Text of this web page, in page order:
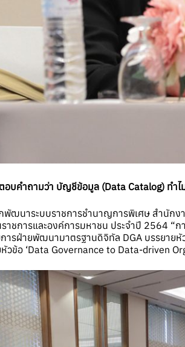
คำถามว่า บัญชีข้อมูล (Data Catalog) ทำไม
ฒนาระบบราชการชำนาญการพิเศษ สำนักง
าชการและองค์การมหาชน ประจำปี 2564
ารฝ่ายพัฒนามาตรฐานดิจิทัล DGA บรรยาย
วข้อ ‘Data Governance to Data-driven